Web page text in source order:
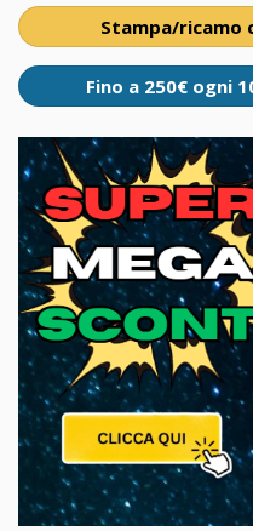
Stampa/ricamo
Fino a 250€ ogni